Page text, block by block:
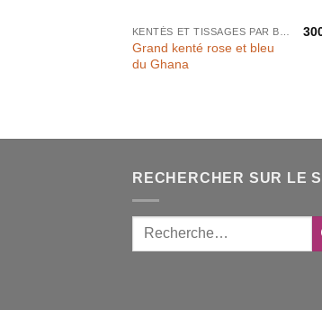
Grand kenté rose et bleu
du Ghana
RECHERCHER SUR LE